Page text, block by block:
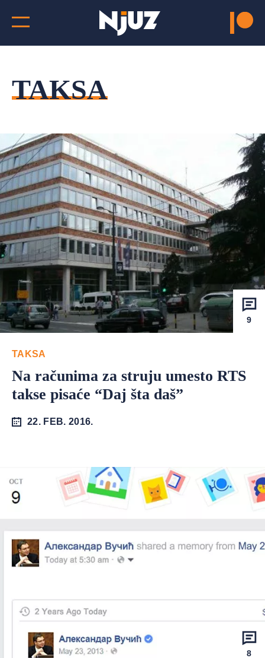
TAKSA
9
TAKSA
Na računima za struju umesto RTS
takse pisaće “Daj šta daš”
22. FEB. 2016.
8